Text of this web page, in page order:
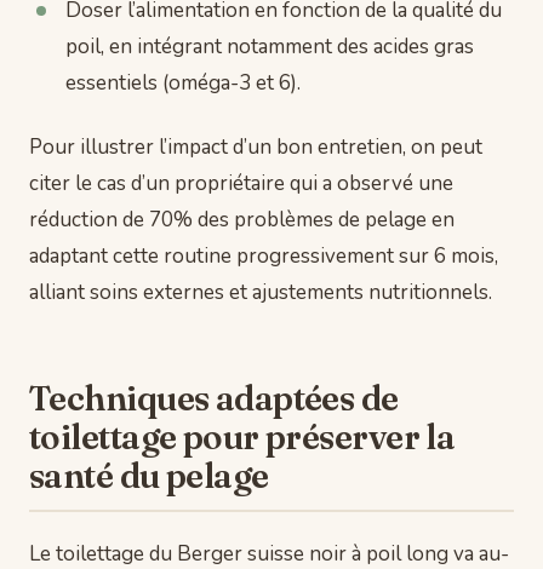
Doser l’alimentation en fonction de la qualité du
poil, en intégrant notamment des acides gras
essentiels (oméga-3 et 6).
Pour illustrer l’impact d’un bon entretien, on peut
citer le cas d’un propriétaire qui a observé une
réduction de 70% des problèmes de pelage en
adaptant cette routine progressivement sur 6 mois,
alliant soins externes et ajustements nutritionnels.
Techniques adaptées de
toilettage pour préserver la
santé du pelage
Le toilettage du Berger suisse noir à poil long va au-